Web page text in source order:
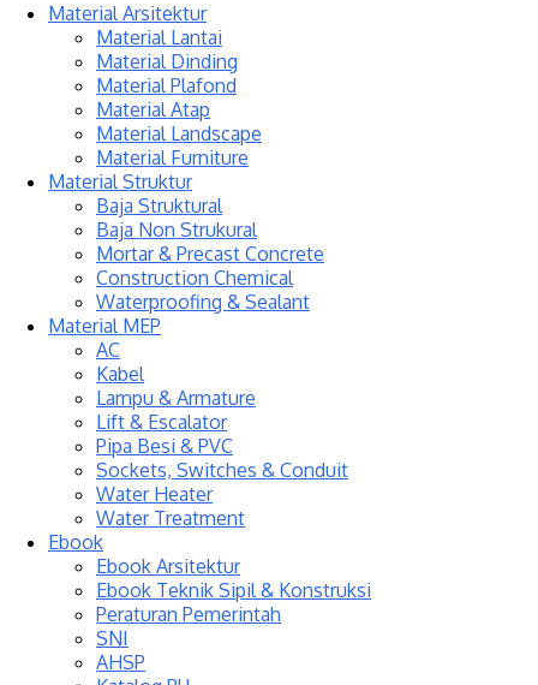
Material Arsitektur
Material Lantai
Material Dinding
Material Plafond
Material Atap
Material Landscape
Material Furniture
Material Struktur
Baja Struktural
Baja Non Strukural
Mortar & Precast Concrete
Construction Chemical
Waterproofing & Sealant
Material MEP
AC
Kabel
Lampu & Armature
Lift & Escalator
Pipa Besi & PVC
Sockets, Switches & Conduit
Water Heater
Water Treatment
Ebook
Ebook Arsitektur
Ebook Teknik Sipil & Konstruksi
Peraturan Pemerintah
SNI
AHSP